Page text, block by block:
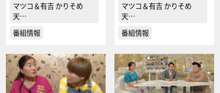
マツコ＆有吉 かりそめ
天…
番組情報
マツコ＆有吉 かりそめ
天…
番組情報